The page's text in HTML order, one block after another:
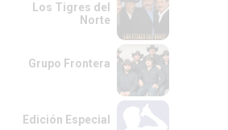
Los Tigres del
Norte
Grupo Frontera
Edición Especial